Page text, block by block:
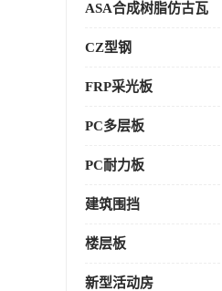
ASA合成树脂仿古瓦
CZ型钢
FRP采光板
PC多层板
PC耐力板
建筑围挡
楼层板
新型活动房